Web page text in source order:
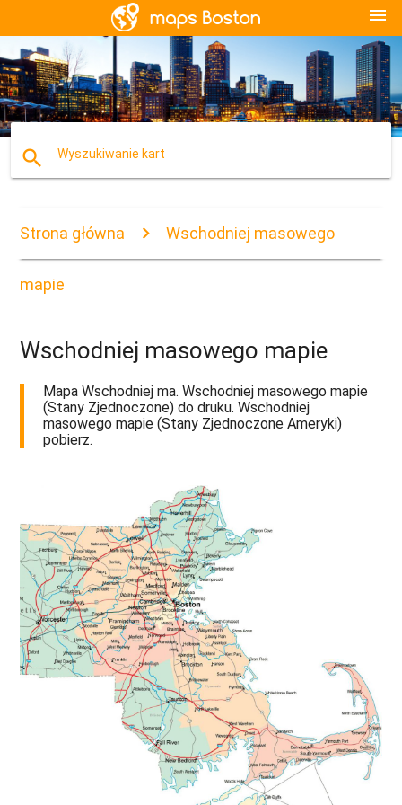
menu
search Wyszukiwanie kart
Strona główna Wschodniej masowego
mapie
Wschodniej masowego mapie
Mapa Wschodniej ma. Wschodniej masowego mapie
(Stany Zjednoczone) do druku. Wschodniej
masowego mapie (Stany Zjednoczone Ameryki)
pobierz.